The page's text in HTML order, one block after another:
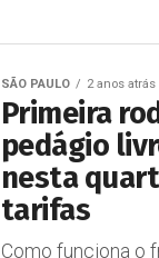
SÃO PAULO 2 anos atrás
Primeira
pedágio
nesta
tarifas
Como funciona o